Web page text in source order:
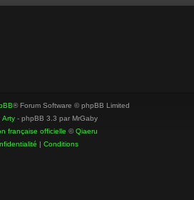
® Forum Software © phpBB Limited
Arty - phpBB 3.3 par MrGaby
française officielle ©Qiaeru
| Conditions